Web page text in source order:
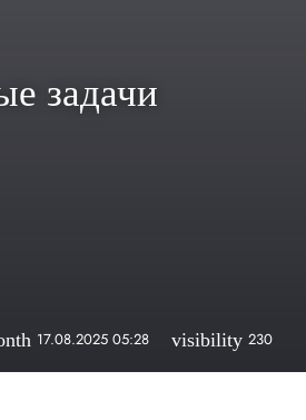
задачи
17.08.2025 05:28 visibility 230